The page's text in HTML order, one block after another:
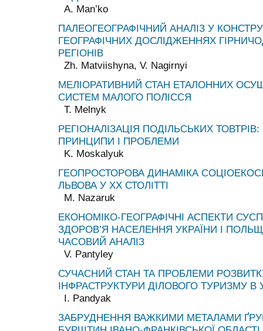
A. Man’ko
ПАЛЕОГЕОГРАФІЧНИЙ АНАЛІЗ У
ГЕОГРАФІЧНИХ ДОСЛІДЖЕННЯХ
РЕГІОНІВ
Zh. Matviishyna, V. Nagirnyi
МЕЛІОРАТИВНИЙ СТАН ЕТАЛОННИХ
СИСТЕМ МАЛОГО ПОЛІССЯ
T. Melnyk
РЕГІОНАЛІЗАЦІЯ ПОДІЛЬСЬКИХ ТОВТРІВ:
ПРИНЦИПИ І ПРОБЛЕМИ
K. Moskalyuk
ГЕОПРОСТОРОВА ДИНАМІКА
ЛЬВОВА У ХХ СТОЛІТТІ
M. Nazaruk
ЕКОНОМІКО-ГЕОГРАФІЧНІ АСПЕКТИ
ЗДОРОВ’Я НАСЕЛЕННЯ УКРАЇНИ І
ЧАСОВИЙ АНАЛІЗ
V. Pantyley
СУЧАСНИЙ СТАН ТА ПРОБЛЕМИ
ІНФРАСТРУКТУРИ ДІЛОВОГО ТУРИЗМУ В
I. Pandyak
ЗАБРУДНЕННЯ ВАЖКИМИ МЕТАЛАМИ